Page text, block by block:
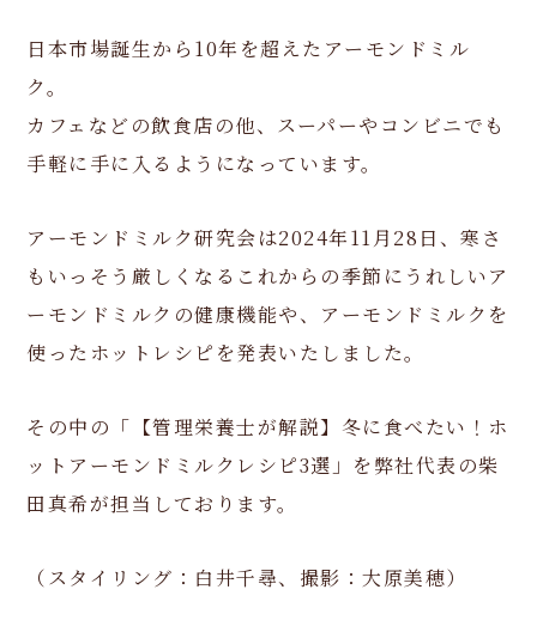
日本市場誕生から10年を超えたアーモンドミル
ク。
カフェなどの飲食店の他、スーパーやコンビニでも
手軽に手に入るようになっています。
アーモンドミルク研究会は2024年11月28日、寒さ
もいっそう厳しくなるこれからの季節にうれしいア
ーモンドミルクの健康機能や、アーモンドミルクを
使ったホットレシピを発表いたしました。
その中の「【管理栄養士が解説】冬に食べたい！ホ
ットアーモンドミルクレシピ3選」を弊社代表の柴
田真希が担当しております。
（スタイリング：白井千尋、撮影：大原美穂）